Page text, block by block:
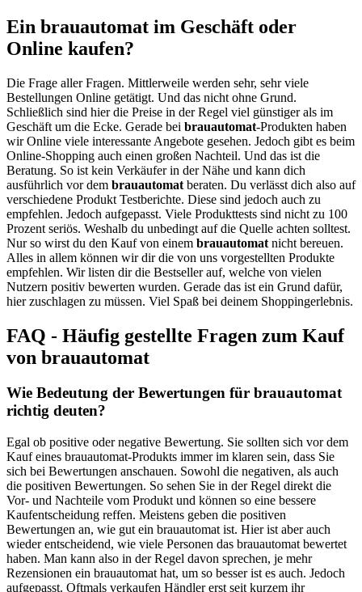
Ein brauautomat im Geschäft oder
Online kaufen?
Die Frage aller Fragen. Mittlerweile werden sehr, sehr viele
Bestellungen Online getätigt. Und das nicht ohne Grund.
Schließlich sind hier die Preise in der Regel viel günstiger als im
Geschäft um die Ecke. Gerade bei brauautomat-Produkten haben
wir Online viele interessante Angebote gesehen. Jedoch gibt es beim
Online-Shopping auch einen großen Nachteil. Und das ist die
Beratung. So ist kein Verkäufer in der Nähe und kann dich
ausführlich vor dem brauautomat beraten. Du verlässt dich also auf
verschiedene Produkt Testberichte. Diese sind jedoch auch zu
empfehlen. Jedoch aufgepasst. Viele Produkttests sind nicht zu 100
Prozent seriös. Weshalb du unbedingt auf die Quelle achten solltest.
Nur so wirst du den Kauf von einem brauautomat nicht bereuen.
Alles in allem können wir dir die von uns vorgestellten Produkte
empfehlen. Wir listen dir die Bestseller auf, welche von vielen
Nutzern positiv bewerten wurden. Gerade das ist ein Grund dafür,
hier zuschlagen zu müssen. Viel Spaß bei deinem Shoppingerlebnis.
FAQ - Häufig gestellte Fragen zum Kauf
von brauautomat
Wie Bedeutung der Bewertungen für brauautomat
richtig deuten?
Egal ob positive oder negative Bewertung. Sie sollten sich vor dem
Kauf eines brauautomat-Produkts immer im klaren sein, dass Sie
sich bei Bewertungen anschauen. Sowohl die negativen, als auch
die positiven Bewertungen. So sehen Sie in der Regel direkt die
Vor- und Nachteile vom Produkt und können so eine bessere
Kaufentscheidung reffen. Meistens geben die positiven
Bewertungen an, wie gut ein brauautomat ist. Hier ist aber auch
wieder entscheidend, wie viele Personen das brauautomat bewertet
haben. Man kann also in der Regel davon sprechen, je mehr
Rezensionen ein brauautomat hat, um so besser ist es auch. Jedoch
aufgepasst. Oftmals verkaufen Händler erst seit kurzem ihr